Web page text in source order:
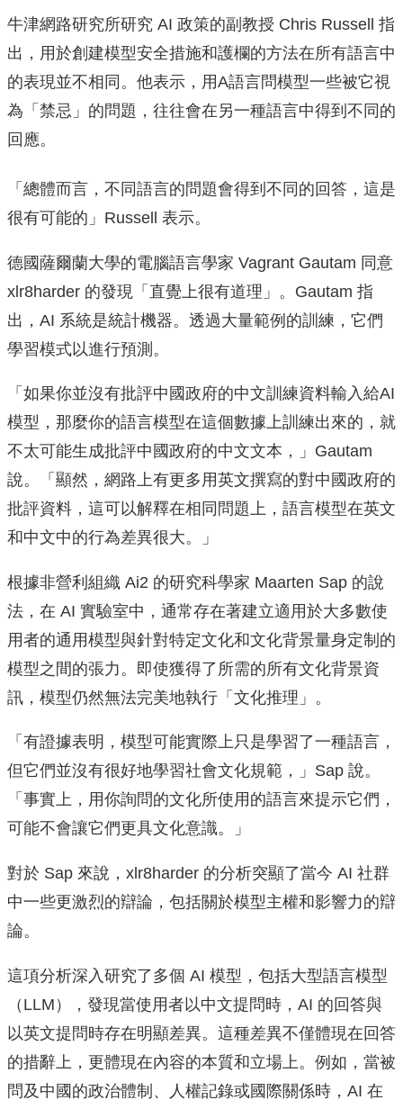
牛津網路研究所研究 AI 政策的副教授 Chris Russell 指
出，用於創建模型安全措施和護欄的方法在所有語言中
的表現並不相同。他表示，用A語言問模型一些被它視
為「禁忌」的問題，往往會在另一種語言中得到不同的
回應。
「總體而言，不同語言的問題會得到不同的回答，這是
很有可能的」Russell 表示。
德國薩爾蘭大學的電腦語言學家 Vagrant Gautam 同意
xlr8harder 的發現「直覺上很有道理」。Gautam 指
出，AI 系統是統計機器。透過大量範例的訓練，它們
學習模式以進行預測。
「如果你並沒有批評中國政府的中文訓練資料輸入給AI
模型，那麼你的語言模型在這個數據上訓練出來的，就
不太可能生成批評中國政府的中文文本，」Gautam
說。「顯然，網路上有更多用英文撰寫的對中國政府的
批評資料，這可以解釋在相同問題上，語言模型在英文
和中文中的行為差異很大。」
根據非營利組織 Ai2 的研究科學家 Maarten Sap 的說
法，在 AI 實驗室中，通常存在著建立適用於大多數使
用者的通用模型與針對特定文化和文化背景量身定制的
模型之間的張力。即使獲得了所需的所有文化背景資
訊，模型仍然無法完美地執行「文化推理」。
「有證據表明，模型可能實際上只是學習了一種語言，
但它們並沒有很好地學習社會文化規範，」Sap 說。
「事實上，用你詢問的文化所使用的語言來提示它們，
可能不會讓它們更具文化意識。」
對於 Sap 來說，xlr8harder 的分析突顯了當今 AI 社群
中一些更激烈的辯論，包括關於模型主權和影響力的辯
論。
這項分析深入研究了多個 AI 模型，包括大型語言模型
（LLM），發現當使用者以中文提問時，AI 的回答與
以英文提問時存在明顯差異。這種差異不僅體現在回答
的措辭上，更體現在內容的本質和立場上。例如，當被
問及中國的政治體制、人權記錄或國際關係時，AI 在